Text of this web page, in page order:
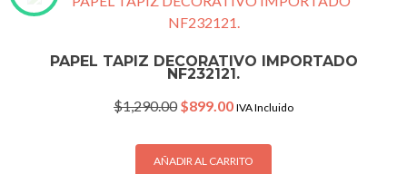
PAPEL TAPIZ DECORATIVO IMPORTADO
NF232121.
$1,290.00 Original
was:
$1,290.00.
$899.00Current
is:
$899.00.
IVA Incluido
AÑADIR AL CARRITO